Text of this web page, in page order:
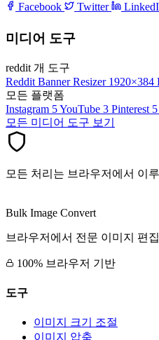
Facebook Twitter
미디어 도구
reddit 개 도구
Reddit Banner Resizer 1920×384
모든 플랫폼
Instagram 5YouTube 3 Pinterest 5
모든 미디어 도구 보기
모든 처리는 브라우저에서 이
Bulk Image Convert
브라우저에서 전문 이미지 편
100% 브라우저 기반
도구
이미지 크기 조절
이미지 압축